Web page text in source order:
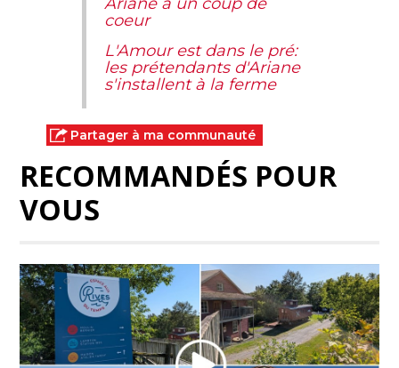
coeur
L'Amour est dans le pré:
les prétendants d'Ariane
s'installent à la ferme
Partager à ma communauté
RECOMMANDÉS POUR
VOUS